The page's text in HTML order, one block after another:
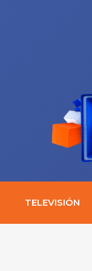
TELEVISIÓN